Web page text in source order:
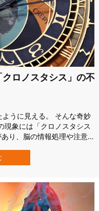
ロノスタシス」の不
うに見える。 そんな奇妙
現象には「クロノスタシス
り、脳の情報処理や注意の
聴覚でも起こりうること
ノスタシスが起こるメカニ